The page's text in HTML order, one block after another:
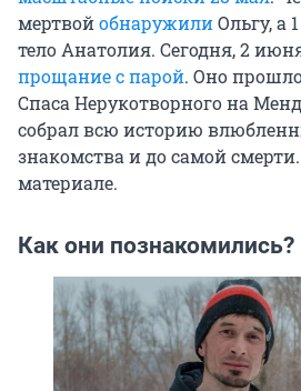
мертвойобнаружилиОльгу, а
тело Анатолия. Сегодня, 2
прощание с парой. Оно
Спаса Нерукотворного на
собрал всю историю
знакомства и до самой
материале.
Как они познакомились?